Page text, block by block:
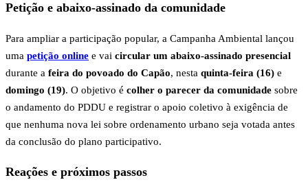
Petição e abaixo-assinado da comunidade
Para ampliar a participação popular, a Campanha Ambiental lançou
uma petição online e vai circular um abaixo-assinado presencial
durante a feira do povoado do Capão, nesta quinta-feira (16) e
domingo (19). O objetivo é colher o parecer da comunidade sobre
o andamento do PDDU e registrar o apoio coletivo à exigência de
que nenhuma nova lei sobre ordenamento urbano seja votada antes
da conclusão do plano participativo.
Reações e próximos passos